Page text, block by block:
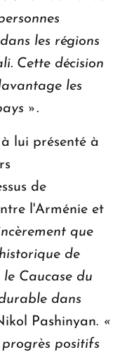
les régions
Cette décision
les
».
lui présenté à
de
l'Arménie et
que
de
Caucase du
dans
Pashinyan. «
positifs